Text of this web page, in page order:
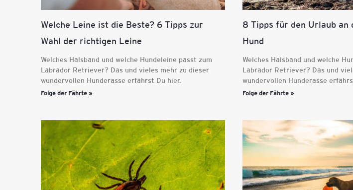
Welche Leine ist die Beste? 6 Tipps zur
Wahl der richtigen Leine
Welches Halsband und welche Hundeleine passt zum
Labrador Retriever? Das und vieles mehr zu dieser
wundervollen Hunderasse erfährst Du hier.
Folge der Fährte »
8 Tipps für den Urlaub an
Hund
Welches Halsband und welche
Labrador Retriever? Das und
wundervollen Hunderasse
Folge der Fährte »